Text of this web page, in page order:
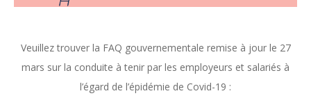
Veuillez trouver la FAQ gouvernementale remise à jour le 27
mars sur la conduite à tenir par les employeurs et salariés à
l’égard de l’épidémie de Covid-19 :